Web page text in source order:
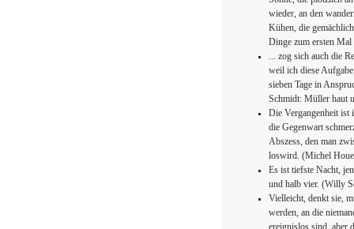
wieder, an den
Kühen, die
Dinge zum ersten
... zog sich auch die
weil ich diese
sieben Tage in
Schmidt: Müller haut
Die Vergangenheit ist
die Gegenwart
Abszess, den man
loswird. (Michel
Es ist tiefste Nacht,
und halb vier. (Willy
Vielleicht, denkt sie,
werden, an die